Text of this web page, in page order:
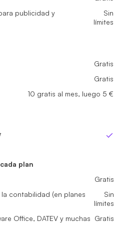
publicidad y servicios de TI Sin
publicidad y servicios de TI Sin
publicidad y
Sin
límites
Gratis
Gratis
10 gratis al mes, luego 5 €
plan
Gratis
contabilidad (en planes
Sin
límites
Office, DATEV y muchas Gratis